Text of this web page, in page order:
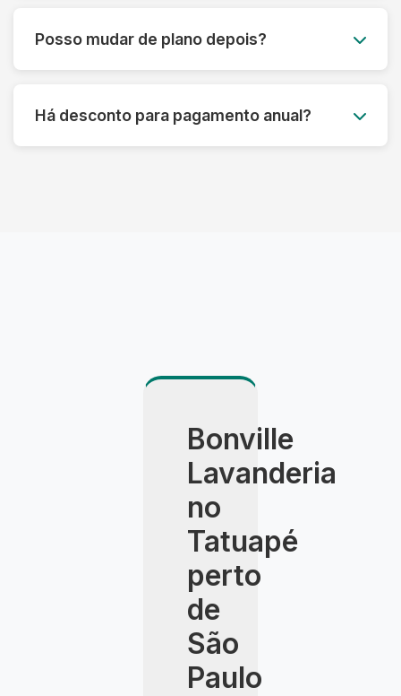
você aproveite ao máximo seu plano sem
desperdício.
Posso mudar de plano depois?
se às suas necessidades atuais.
Há desconto para pagamento anual?
Bonville
Lavanderia
no
Tatuapé
perto
de
São
Paulo